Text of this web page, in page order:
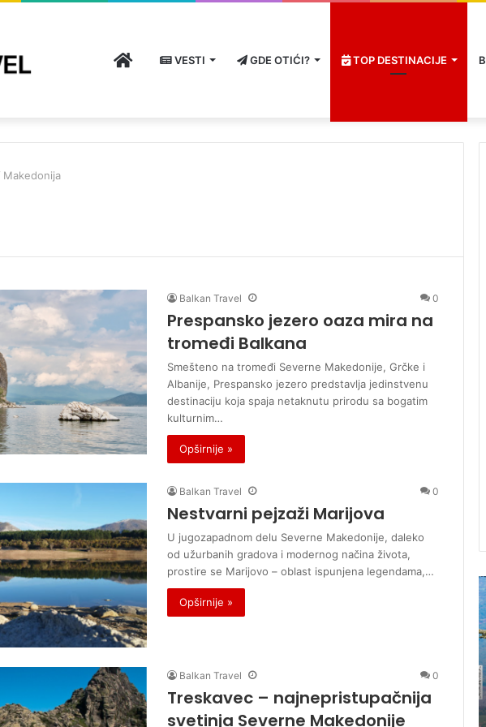
HOME VESTI GDE OTIĆI? TOP DESTINACIJE
Makedonija
Balkan Travel 0
Prespansko jezero oaza mira na
tromeđi Balkana
Smešteno na tromeđi Severne Makedonije, Grčke i
Albanije, Prespansko jezero predstavlja jedinstvenu
destinaciju koja spaja netaknutu prirodu sa bogatim
kulturnim…
Opširnije »
Balkan Travel 0
Nestvarni pejzaži Marijova
U jugozapadnom delu Severne Makedonije, daleko
od užurbanih gradova i modernog načina života,
prostire se Marijovo – oblast ispunjena legendama,…
Opširnije »
Balkan Travel 0
Treskavec – najnepristupačnija
svetinja Severne Makedonije
BALKAN TRAVEL
p
r
a
i
j U prodaji je novi broj magazina
a
c
i
o
n
a
l
n